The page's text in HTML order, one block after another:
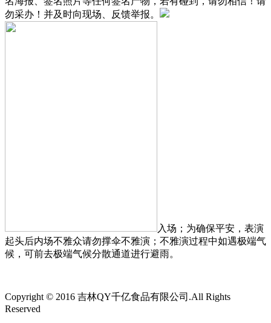
勿采办！并及时向现场、反馈举报。
入场；为确保平安，表演
起头后内场不雅众请勿撑伞不雅演；不雅演过程中如遇极端气
候，可前去极端气候分散通道进行避雨。
Copyright © 2016 吉林QY千亿食品有限公司.All Rights
Reserved